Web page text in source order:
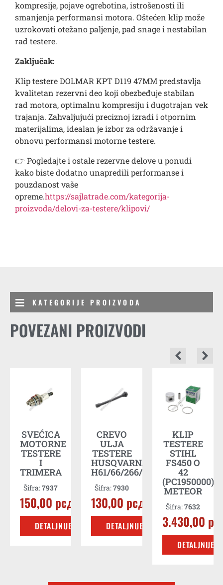
kompresije, pojave ogrebotina, istrošenosti ili
smanjenja performansi motora. Oštećen klip može
uzrokovati otežano paljenje, pad snage i nestabilan
rad testere.
Zaključak:
Klip testere DOLMAR KPT D119 47MM predstavlja
kvalitetan rezervni deo koji obezbeđuje stabilan
rad motora, optimalnu kompresiju i dugotrajan vek
trajanja. Zahvaljujući preciznoj izradi i otpornim
materijalima, idealan je izbor za održavanje i
obnovu performansi motorne testere.
👉 Pogledajte i ostale rezervne delove u ponudi
kako biste dodatno unapredili performanse i
pouzdanost vaše
opreme.https://sajlatrade.com/kategorija-
proizvoda/delovi-za-testere/klipovi/
KATEGORIJE PROIZVODA
POVEZANI PROIZVODI
SVEĆICA
MOTORNE
TESTERE
I
TRIMERA
Šifra:7937
150,00 рсд
DETALJNIJE
CREVO
ULJA
TESTERE
HUSQVARNA
H61/66/266/268/281
Šifra:7930
130,00 рсд
DETALJNIJE
KLIP
TESTERE
STIHL
FS450 O
42
(PC1950000)
METEOR
Šifra:7632
3.430,00
DETALJNIJE